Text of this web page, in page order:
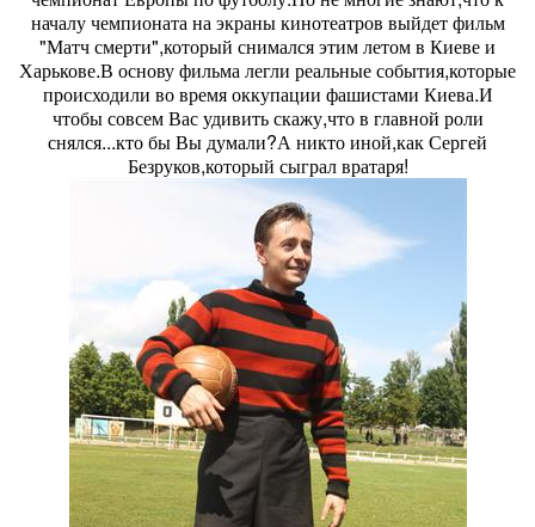
началу чемпионата на экраны кинотеатров выйдет фильм
"Матч смерти",который снимался этим летом в Киеве и
Харькове.В основу фильма легли реальные события,которые
происходили во время оккупации фашистами Киева.И
чтобы совсем Вас удивить скажу,что в главной роли
снялся...кто бы Вы думали?А никто иной,как Сергей
Безруков,который сыграл вратаря!